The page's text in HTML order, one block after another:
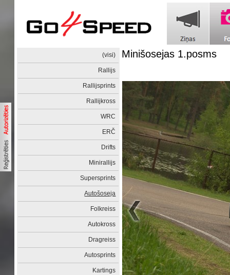
(visi)
Rallijs
Rallijsprints
Rallijkross
WRC
ERČ
Drifts
Minirallijs
Supersprints
Autošoseja
Folkreiss
Autokross
Dragreiss
Autosprints
Kartings
Minišosejas 1.posms